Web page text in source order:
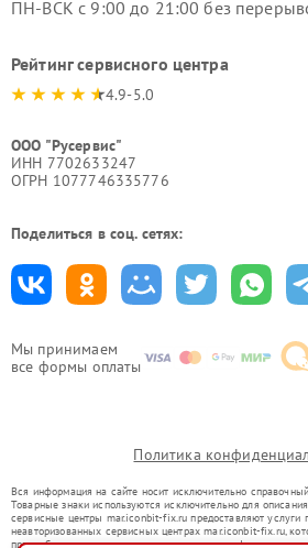
Мы принимаем
все формы оплаты
ПН-ВСК с 9:00 до 21:00 без
Рейтинг сервисного центра
4.9-5.0
ООО "Русервис"
ИНН 7702633247
ОГРН 1077746335776
Поделиться в соц. сетях:
Политика
Вся информация на сайте носит исключительно
Товарные знаки используются исключительно для
сервисные центры mar.iconbit-fix.ru предоставляют услуги
неавторизованных сервисных центрах mar.iconbit-fix.ru,
правообладателями товарных знаков или их официальными